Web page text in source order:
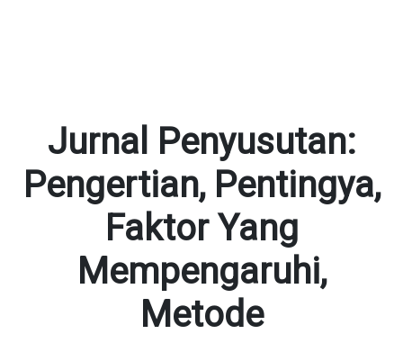
Jurnal Penyusutan:
Pengertian, Pentingya,
Faktor Yang
Mempengaruhi,
Metode